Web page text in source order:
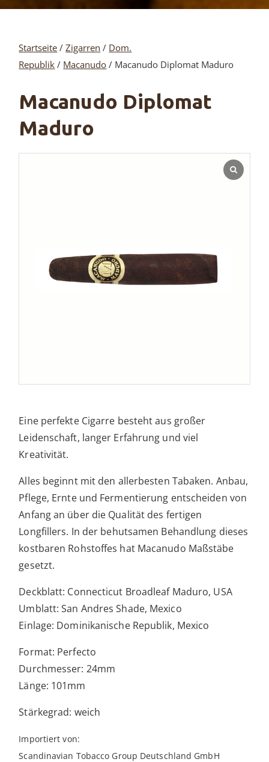
Startseite /Zigarren / Dom.
Republik / Macanudo / Macanudo Diplomat Maduro
Macanudo Diplomat
Maduro
Eine perfekte Cigarre besteht aus großer
Leidenschaft, langer Erfahrung und viel
Kreativität.
Alles beginnt mit den allerbesten Tabaken. Anbau,
Pflege, Ernte und Fermentierung entscheiden von
Anfang an über die Qualität des fertigen
Longfillers. In der behutsamen Behandlung dieses
kostbaren Rohstoffes hat Macanudo Maßstäbe
gesetzt.
Deckblatt: Connecticut Broadleaf Maduro, USA
Umblatt: San Andres Shade, Mexico
Einlage: Dominikanische Republik, Mexico
Format: Perfecto
Durchmesser: 24mm
Länge: 101mm
Stärkegrad: weich
Importiert von:
Scandinavian Tobacco Group Deutschland GmbH